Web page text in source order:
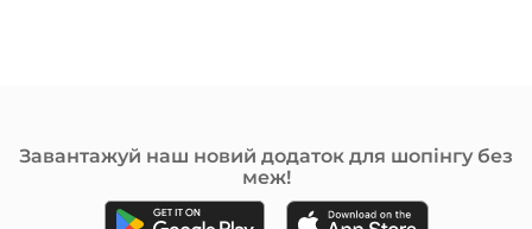
Завантажуй наш новий додаток для шопінгу без
меж!